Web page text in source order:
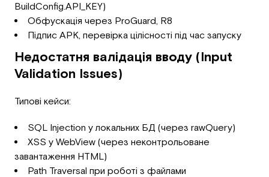
BuildConfig.API_KEY)
Обфускація через ProGuard, R8
Підпис APK, перевірка цілісності під час запуску
Недостатня валідація вводу (Input
Validation Issues)
Типові кейси:
SQL Injection у локальних БД (через rawQuery)
XSS у WebView (через неконтрольоване
завантаження HTML)
Path Traversal при роботі з файлами